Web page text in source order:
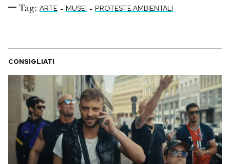
Tag: ARTE - MUSEI - PROTESTE AMBIENTALI
CONSIGLIATI